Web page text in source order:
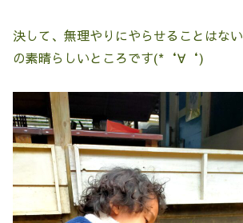
決して、無理やりにやらせることはな
の素晴らしいところです(*‘∀‘)